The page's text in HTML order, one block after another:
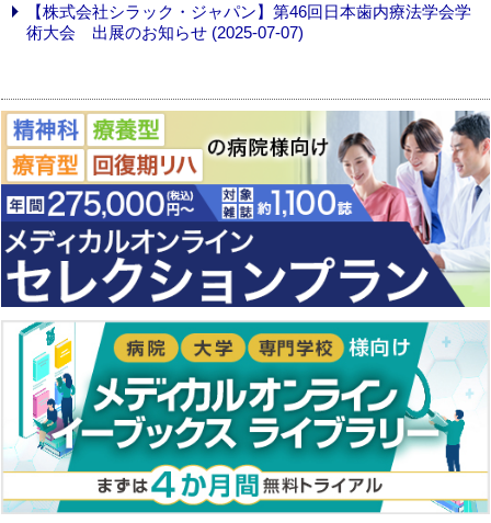
【株式会社シラック・ジャパン】第46回日本歯内療法学会学
術大会 出展のお知らせ (2025-07-07)